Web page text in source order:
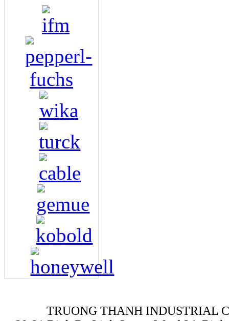
TRUONG THANH INDUSTRIAL